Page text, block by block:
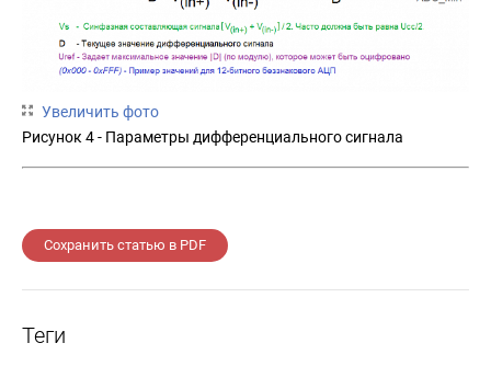
Увеличить фото
Рисунок 4 - Параметры дифференциального сигнала
Сохранить статью в PDF
Теги